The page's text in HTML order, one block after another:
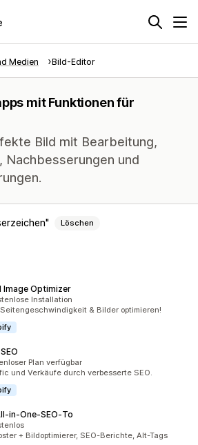
Medien Bild-Editor
mit Funktionen für
Bild mit Bearbeitung,
Nachbesserungen und
Löschen
Image Optimizer
insgesamtInstallation
& Bilder optimieren!
insgesamtPlan verfügbar
und Verkäufe durch verbesserte SEO.
insgesamt
+ Bildoptimierer, SEO-Berichte, Alt-Tags